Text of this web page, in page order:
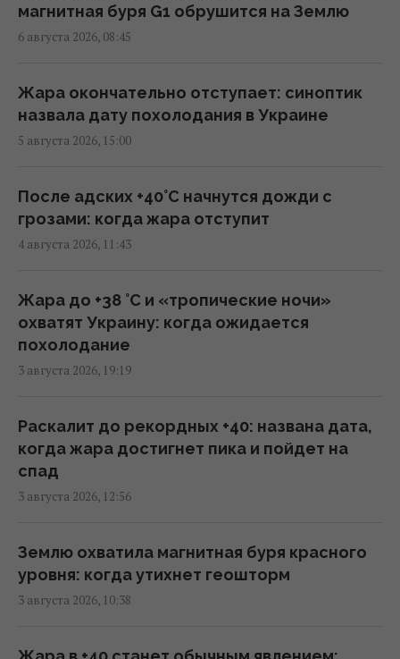
Колумбийские наркокартели отправляют в
дронов, - FT
12:00 четверг, 06 августа 2026
уровень: РФ помогает Ирану определять
цели для ударов
11:44 четверг, 06 августа 2026
Трамп заявил об "огромных запасах"
средств ПВО в США
11:43 четверг, 06 августа 2026
России возросло на 250%
10:47 четверг, 06 августа 2026
Вместо расширения ЕС: экс-депутат
новый союз
09:29 четверг, 06 августа 2026
нехватки ракет для ПВО, – WP
магнитная буря G1 обрушится на Землю
6 августа 2026, 08:45
Жара окончательно отступает: синоптик
назвала дату похолодания в Украине
5 августа 2026, 15:00
После адских +40°C начнутся дожди с
грозами: когда жара отступит
4 августа 2026, 11:43
Жара до +38 °С и «тропические ночи»
охватят Украину: когда ожидается
похолодание
3 августа 2026, 19:19
Раскалит до рекордных +40: названа дата,
когда жара достигнет пика и пойдет на
спад
3 августа 2026, 12:56
Землю охватила магнитная буря красного
уровня: когда утихнет геошторм
3 августа 2026, 10:38